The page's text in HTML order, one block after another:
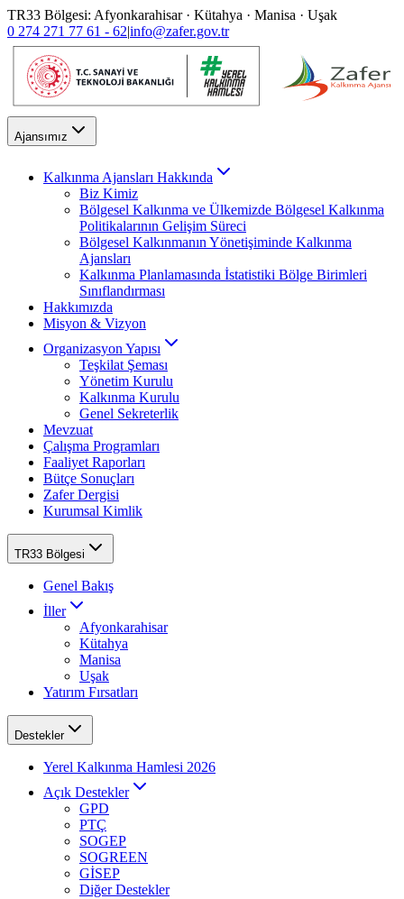
TR33 Bölgesi: Afyonkarahisar · Kütahya · Manisa · Uşak
0 274 271 77 61 - 62|info@zafer.gov.tr
Ajansımız
Kalkınma Ajansları Hakkında
Biz Kimiz
Bölgesel Kalkınma ve Ülkemizde Bölgesel Kalkınma
Politikalarının Gelişim Süreci
Bölgesel Kalkınmanın Yönetişiminde Kalkınma
Ajansları
Kalkınma Planlamasında İstatistiki Bölge Birimleri
Sınıflandırması
Hakkımızda
Misyon & Vizyon
Organizasyon Yapısı
Teşkilat Şeması
Yönetim Kurulu
Kalkınma Kurulu
Genel Sekreterlik
Mevzuat
Çalışma Programları
Faaliyet Raporları
Bütçe Sonuçları
Zafer Dergisi
Kurumsal Kimlik
TR33 Bölgesi
Genel Bakış
İller
Afyonkarahisar
Kütahya
Manisa
Uşak
Yatırım Fırsatları
Destekler
Yerel Kalkınma Hamlesi 2026
Açık Destekler
GPD
PTÇ
SOGEP
SOGREEN
GİSEP
Diğer Destekler